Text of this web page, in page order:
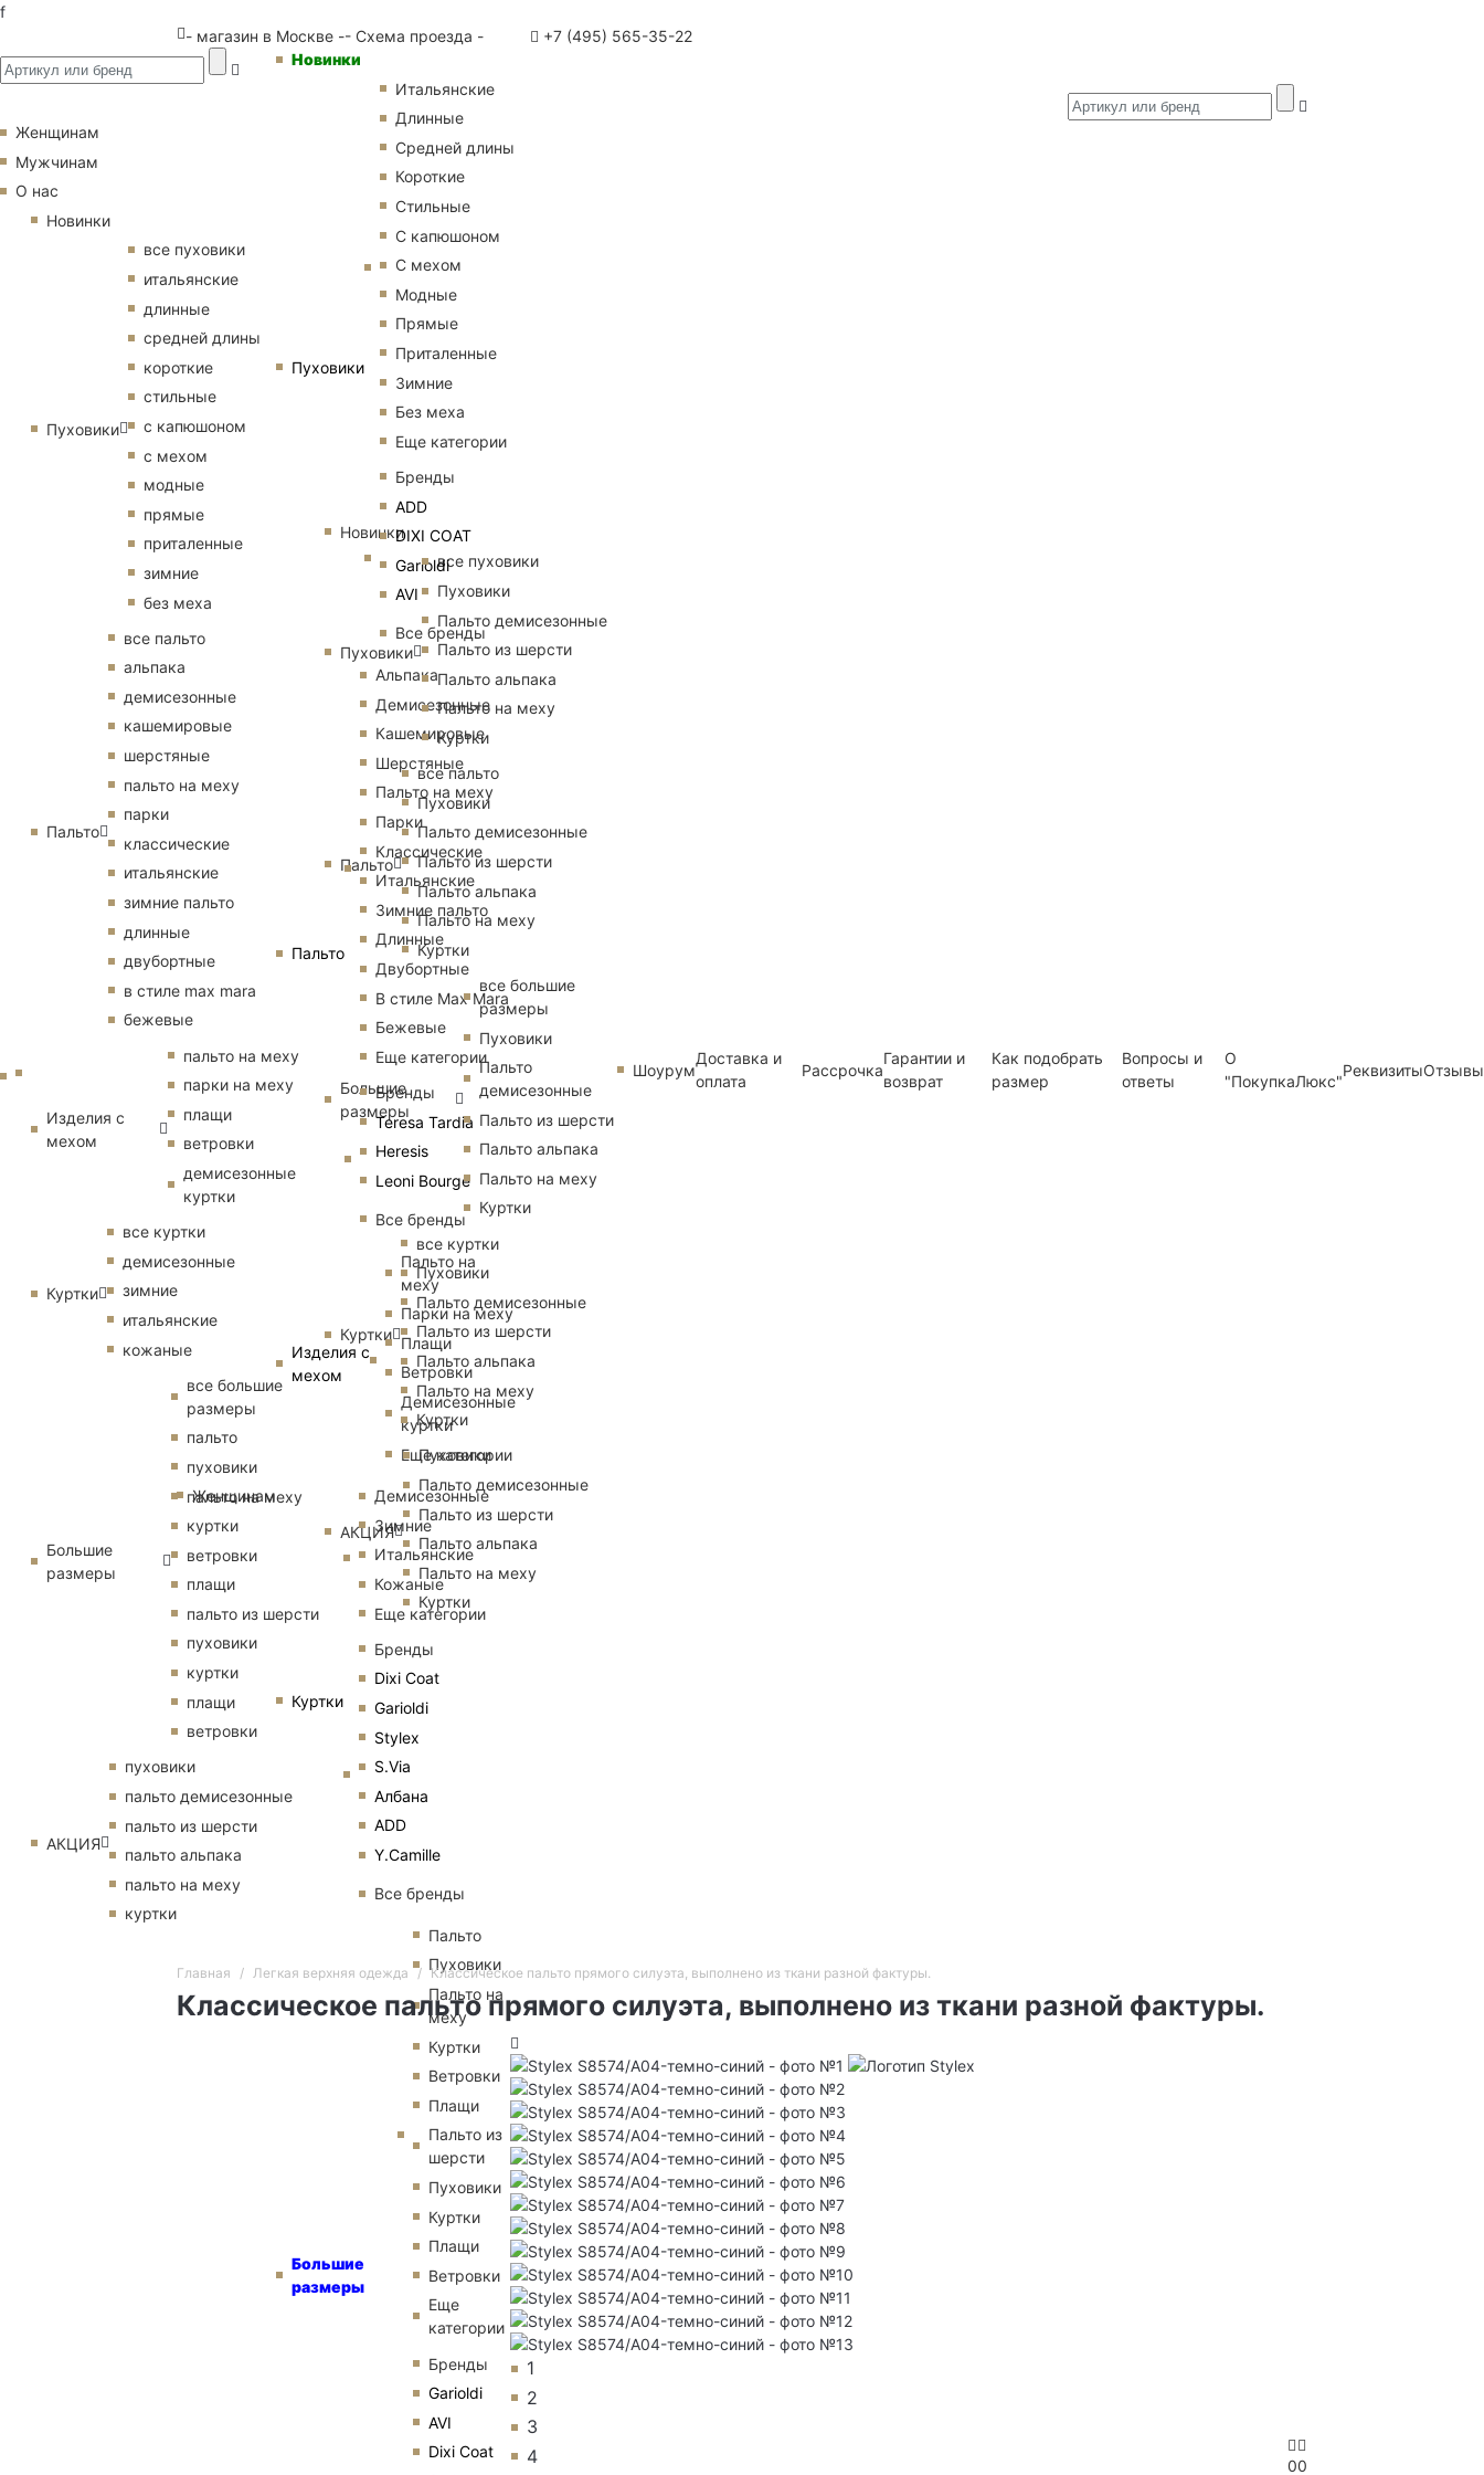
f
- магазин в Москве -- Схема проезда - +7 (495) 565-35-22
Женщинам
Новинки
Пуховики
Итальянские
Длинные
Средней длины
Короткие
Стильные
С капюшоном
С мехом
Модные
Прямые
Приталенные
Зимние
Без меха
Еще категории
Бренды
ADD
DIXI COAT
Garioldi
AVI
Все бренды
Пальто
Альпака
Демисезонные
Кашемировые
Шерстяные
Пальто на меху
Парки
Классические
Итальянские
Зимние пальто
Длинные
Двубортные
В стиле Max Mara
Бежевые
Еще категории
Бренды
Teresa Tardia
Heresis
Leoni Bourge
Все бренды
Изделия с
мехом
Пальто на
меху
Парки на меху
Плащи
Ветровки
Демисезонные
куртки
Еще категории
Куртки
Демисезонные
Зимние
Итальянские
Кожаные
Еще категории
Бренды
Dixi Coat
Garioldi
Stylex
S.Via
Албана
ADD
Y.Camille
Все бренды
Большие
размеры
Пальто
Пуховики
Пальто на
меху
Куртки
Ветровки
Плащи
Пальто из
шерсти
Пуховики
Куртки
Плащи
Ветровки
Еще
категории
Бренды
Garioldi
AVI
Dixi Coat
00
Женщинам
Мужчинам
О нас
Новинки
Пуховики
все пуховики
итальянские
длинные
средней длины
короткие
стильные
с капюшоном
с мехом
модные
прямые
приталенные
зимние
без меха
Пальто
все пальто
альпака
демисезонные
кашемировые
шерстяные
пальто на меху
парки
классические
итальянские
зимние пальто
длинные
двубортные
в стиле max mara
бежевые
Изделия с
мехом
пальто на меху
парки на меху
плащи
ветровки
демисезонные
куртки
Куртки
все куртки
демисезонные
зимние
итальянские
кожаные
Большие
размеры
все большие
размеры
пальто
пуховики
пальто на меху
куртки
ветровки
плащи
пальто из шерсти
пуховики
куртки
плащи
ветровки
АКЦИЯ
пуховики
пальто демисезонные
пальто из шерсти
пальто альпака
пальто на меху
куртки
Новинки
Пуховики
все пуховики
Пуховики
Пальто демисезонные
Пальто из шерсти
Пальто альпака
Пальто на меху
Куртки
Пальто
все пальто
Пуховики
Пальто демисезонные
Пальто из шерсти
Пальто альпака
Пальто на меху
Куртки
Большие
размеры
все большие
размеры
Пуховики
Пальто
демисезонные
Пальто из шерсти
Пальто альпака
Пальто на меху
Куртки
Куртки
все куртки
Пуховики
Пальто демисезонные
Пальто из шерсти
Пальто альпака
Пальто на меху
Куртки
АКЦИЯ
Пуховики
Пальто демисезонные
Пальто из шерсти
Пальто альпака
Пальто на меху
Куртки
Шоурум
Доставка и
оплата
Рассрочка
Гарантии и
возврат
Как подобрать
размер
Вопросы и
ответы
О
"ПокупкаЛюкс"
РеквизитыОтзывы
Главная Легкая верхняя одежда Классическое пальто прямого силуэта, выполнено из ткани разной фактуры.
Классическое пальто прямого силуэта, выполнено из ткани разной фактуры.
1
2
3
4